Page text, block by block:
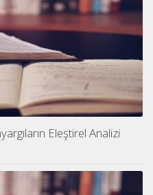
Eleştirel Analizi